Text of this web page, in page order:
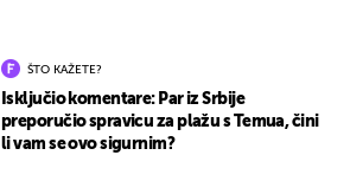
ŠTO KAŽETE?
Isključio komentare: Par iz Srbije
preporučio spravicu za plažu s Temua, čini
li vam se ovo sigurnim?